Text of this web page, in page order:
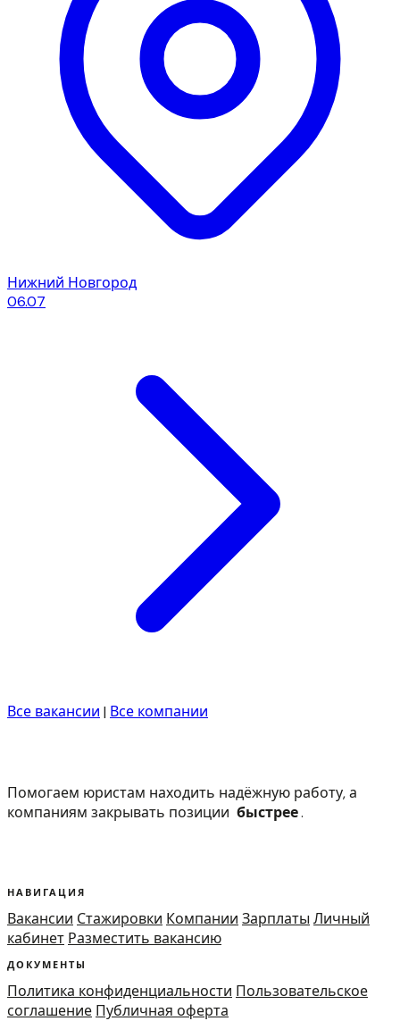
Нижний Новгород
06.07
Все вакансии | Все компании
Помогаем юристам находить надёжную работу, а
компаниям закрывать позиции быстрее.
НАВИГАЦИЯ
Вакансии Стажировки Компании Зарплаты Личный
кабинет Разместить вакансию
ДОКУМЕНТЫ
Политика конфиденциальности Пользовательское
соглашение Публичная оферта